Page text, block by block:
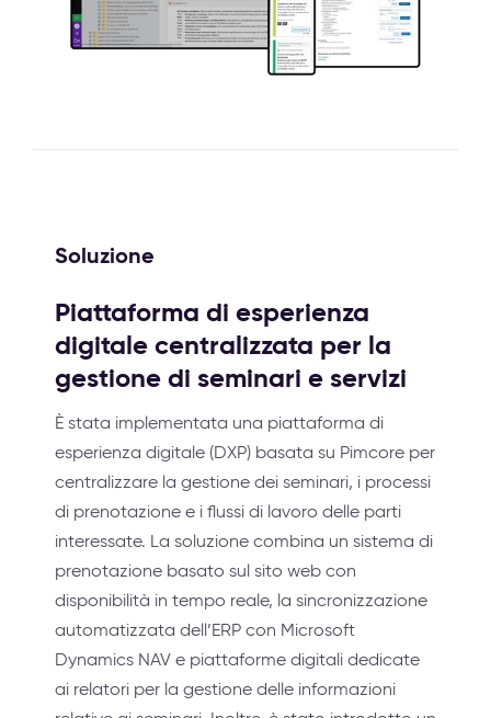
Soluzione
Piattaforma di esperienza
digitale centralizzata per la
gestione di seminari e servizi
È stata implementata una piattaforma di
esperienza digitale (DXP) basata su Pimcore per
centralizzare la gestione dei seminari, i processi
di prenotazione e i flussi di lavoro delle parti
interessate. La soluzione combina un sistema di
prenotazione basato sul sito web con
disponibilità in tempo reale, la sincronizzazione
automatizzata dell’ERP con Microsoft
Dynamics NAV e piattaforme digitali dedicate
ai relatori per la gestione delle informazioni